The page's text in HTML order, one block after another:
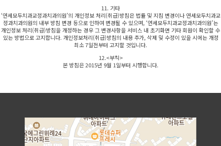
11. 기타
‘연세모두치과교정과치과의원’의 개인정보 처리(취급)방침은 법률 및 지침 변경이나 연세모두치과교
정과치과의원의 내부 방침 변경 등으로 인하여 변경될 수 있으며, ‘연세모두치과교정과치과의원’는
개인정보 처리(취급)방침을 개정하는 경우 그 변경사항을 서비스 내 초기화면 기타 회원이 확인할 수
있는 방법으로 고지합니다. 개인정보처리(취급)방침의 내용 추가, 삭제 및 수정이 있을 시에는 개정
최소 7일전부터 고지할 것입니다.
12.<부칙>
본 방침은 2015년 9월 1일부터 시행합니다.